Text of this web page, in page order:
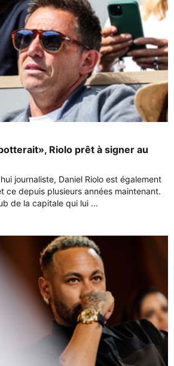
Riolo prêt à signer au
journaliste, Daniel Riolo est également
ce depuis plusieurs années maintenant.
de la capitale qui lui ...